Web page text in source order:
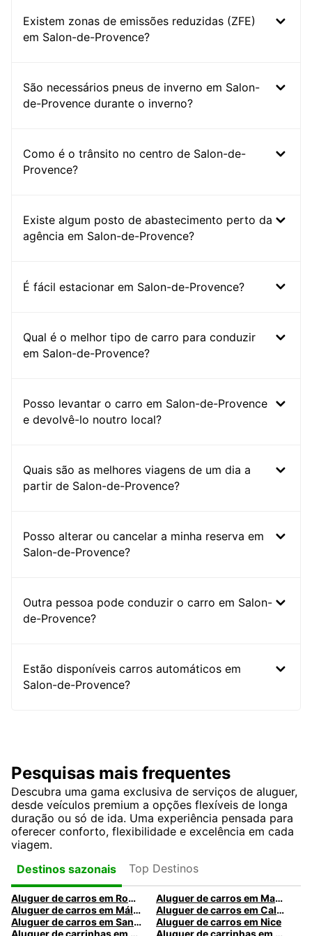
Existem zonas de emissões reduzidas (ZFE)
em Salon-de-Provence?
São necessários pneus de inverno em Salon-
de-Provence durante o inverno?
Como é o trânsito no centro de Salon-de-
Provence?
Existe algum posto de abastecimento perto da
agência em Salon-de-Provence?
É fácil estacionar em Salon-de-Provence?
Qual é o melhor tipo de carro para conduzir
em Salon-de-Provence?
Posso levantar o carro em Salon-de-Provence
e devolvê-lo noutro local?
Quais são as melhores viagens de um dia a
partir de Salon-de-Provence?
Posso alterar ou cancelar a minha reserva em
Salon-de-Provence?
Outra pessoa pode conduzir o carro em Salon-
de-Provence?
Estão disponíveis carros automáticos em
Salon-de-Provence?
Pesquisas mais frequentes
Descubra uma gama exclusiva de serviços de aluguer,
desde veículos premium a opções flexíveis de longa
duração ou só de ida. Uma experiência pensada para
oferecer conforto, flexibilidade e excelência em cada
viagem.
Destinos sazonais
Top Destinos
Aluguer de carros em Roma
Aluguer de carros em Madrid
Aluguer de carros em Málaga
Aluguer de carros em Caldas da Rainha
Aluguer de carros em Santa Maria da Feira
Aluguer de carros em Nice